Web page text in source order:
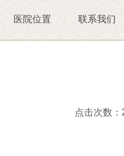
医院位置 联系我们
点击次数